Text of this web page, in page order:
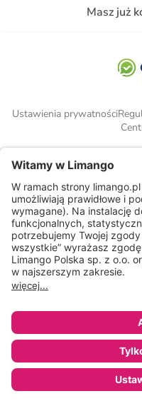
Masz już
Ustawienia prywatności